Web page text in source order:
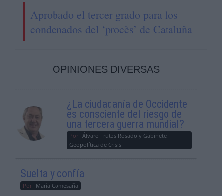
Aprobado el tercer grado para los
condenados del ‘procès’ de Cataluña
OPINIONES DIVERSAS
¿La ciudadanía de Occidente
es consciente del riesgo de
una tercera guerra mundial?
Por Álvaro Frutos Rosado y Gabinete
Geopolítica de Crisis
Suelta y confía
Por María Comesaña